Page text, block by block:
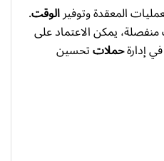
المعقدة وتوفيرالوقت.
يمكن الاعتماد على
إدارةحملاتتحسين